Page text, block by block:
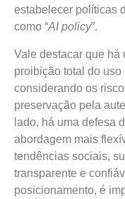
estabelecer políticas
como “AI policy”.
Vale destacar que há
proibição total do
considerando os
preservação pela
lado, há uma defesa
abordagem mais
tendências sociais,
transparente e
posicionamento, é